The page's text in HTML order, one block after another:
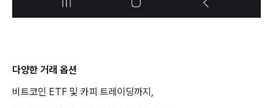
다양한 거래 옵션
비트코인 ETF 및 카피 트레이딩까지,